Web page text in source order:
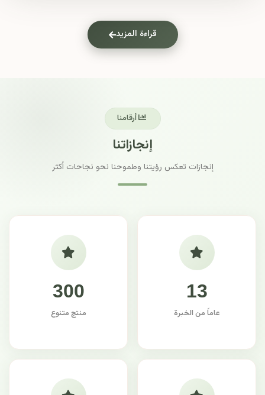
قراءة المزيد
أرقامنا
إنجازاتنا
إنجازات تعكس رؤيتنا وطموحنا نحو نجاحات أكثر
13
عاماً من الخبرة
300
منتج متنوع